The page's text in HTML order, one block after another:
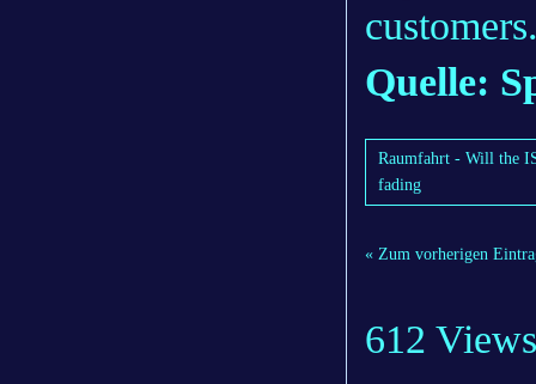
Quelle:
Raumfahrt - Will the
fading
« Zum vorherigen
612 Views